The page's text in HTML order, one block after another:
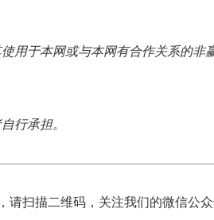
用于本网或与本网有合作关系的非
行承担。
请扫描二维码，关注我们的微信公众